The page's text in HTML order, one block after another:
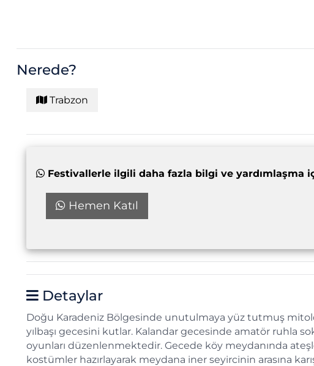
Nerede?
Trabzon
Festivallerle ilgili daha fazla bilgi ve yardımlaşma
Hemen Katıl
Detaylar
Doğu Karadeniz Bölgesinde unutulmaya yüz tutmuş
yılbaşı gecesini kutlar. Kalandar gecesinde amatör ruhla
oyunları düzenlenmektedir. Gecede köy meydanında
kostümler hazırlayarak meydana iner seyircinin arasına